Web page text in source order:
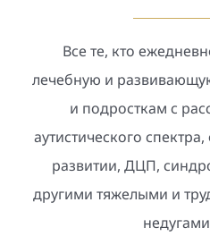
КонтактыВсе те, кто
лечебную и
и подросткам с
аутистического
развитии, ДЦП,
другими тяжелыми и